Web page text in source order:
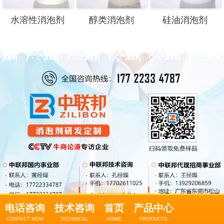
水溶性消泡剂 醇类消泡剂 硅油消泡剂
电话咨询
CONTACT NOW
技术咨询
TECHNICAL
首页
HOME
产品中心
PRODUCTS